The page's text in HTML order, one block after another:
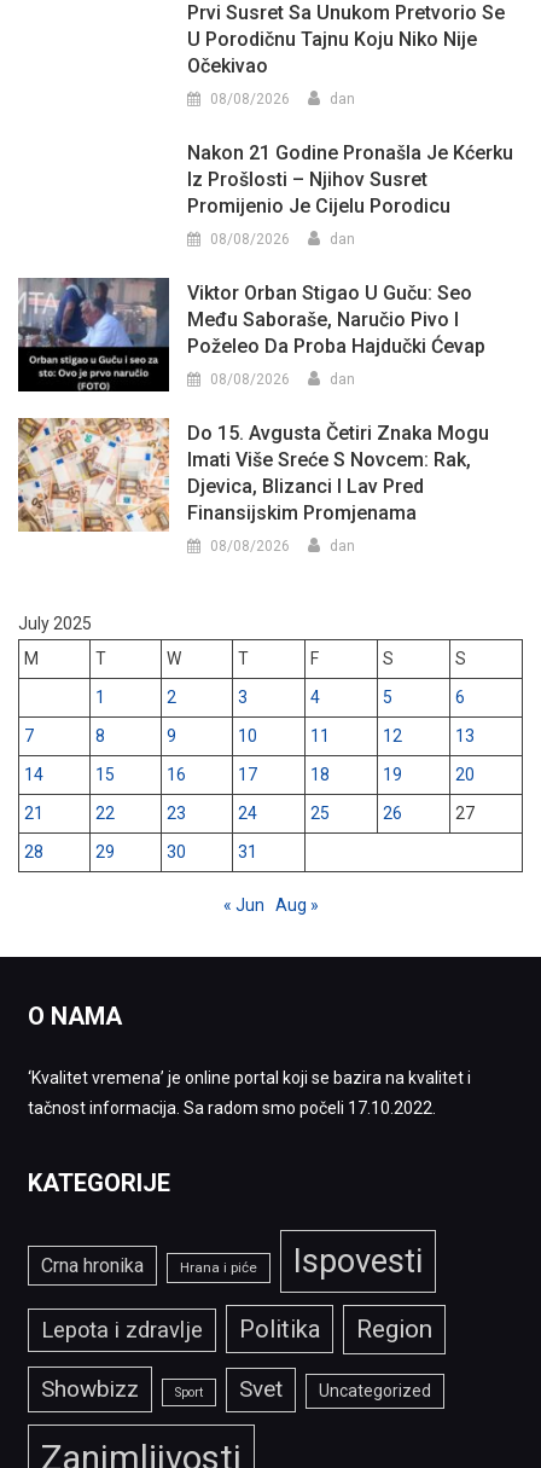
Prvi Susret Sa Unukom Pretvorio Se
U Porodičnu Tajnu Koju Niko Nije
Očekivao
08/08/2026 dan
Nakon 21 Godine Pronašla Je Kćerku
Iz Prošlosti – Njihov Susret
Promijenio Je Cijelu Porodicu
08/08/2026 dan
Viktor Orban Stigao U Guču: Seo
Među Saboraše, Naručio Pivo I
Poželeo Da Proba Hajdučki Ćevap
08/08/2026 dan
Do 15. Avgusta Četiri Znaka Mogu
Imati Više Sreće S Novcem: Rak,
Djevica, Blizanci I Lav Pred
Finansijskim Promjenama
08/08/2026 dan
July 2025
M
T W T F S
S
1
2 3 4 5
6
7
8 9 10 11 12
13
14
15 16 17 18 19
20
21
22 23 24 25 26
27
28
29 30 31
« Jun Aug »
O NAMA
‘Kvalitet vremena’ je online portal koji se bazira na kvalitet i
tačnost informacija. Sa radom smo počeli 17.10.2022.
KATEGORIJE
Crna hronika Hrana i piće Ispovesti
Lepota i zdravlje Politika Region
Showbizz Sport Svet Uncategorized
Zanimljivosti